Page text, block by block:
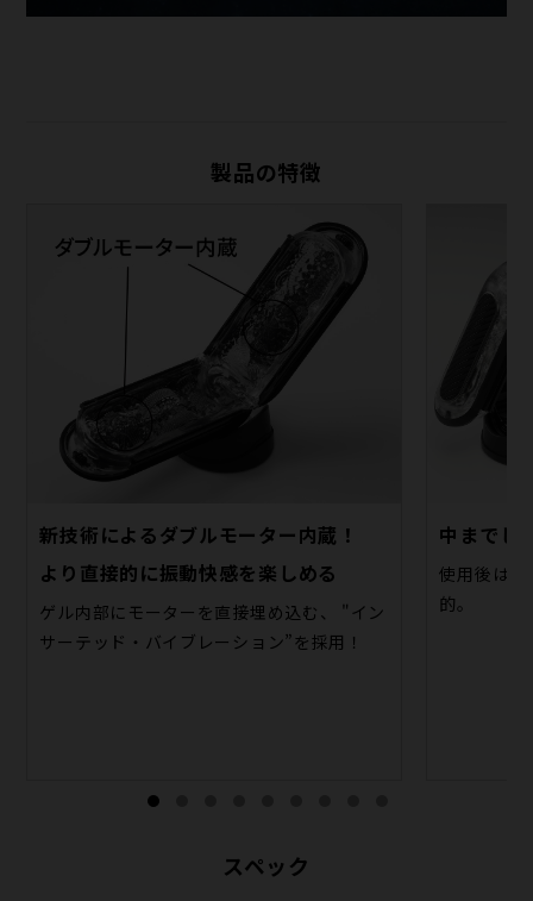
製品の特徴
新技術によるダブルモーター内蔵！
より直接的に振動快感を楽しめる
ゲル内部にモーターを直接埋め込む、 "イン
サーテッド・バイブレーション”を採用！
中までし
使用後は本
的。
スペック